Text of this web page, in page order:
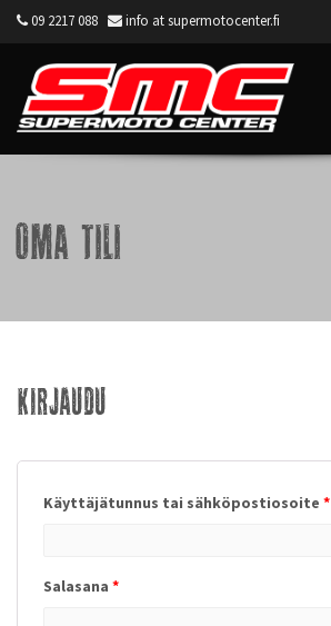
09 2217 088 info at supermotocenter.fi
Oma tili
Kirjaudu
Käyttäjätunnus tai sähköpostiosoite *
Salasana *